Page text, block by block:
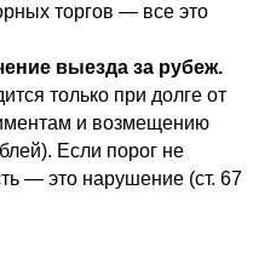
торгов — все это
выезда за рубеж.
только при долге от
и возмещению
Если порог не
— это нарушение (ст. 67